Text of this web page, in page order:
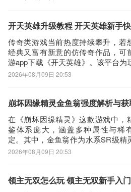
中一名敌人可叠加1层气势，最高5
却
开天英雄升级教程 开天英雄新手
传奇类游戏当前热度持续攀升，若
经典又富有新意的仿传奇作品，可
游app下载《开天英雄》。该平台为
供丰富的新手扶持资源，包括专属
灵犀互娱旗下产品。现有礼包可拿
英雄》的等
2026年08月09日 20:53
崩坏因缘精灵金鱼翁强度解析与
在《崩坏因缘精灵》这款游戏中，
鉴体系庞大，涵盖多种属性与稀
定。其中，金鱼翁作为水系SR级精
金鱼老翁形象登场，头戴传统老翁
增益效果（buff）及仇恨值，在战局
2026年08月09日 20:53
领主无双怎么玩 领主无双新手入